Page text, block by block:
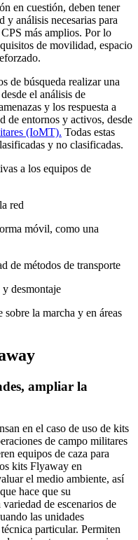
en cuestión, deben tener
y análisis necesarias para
más amplios. Por lo
de movilidad, espacio
de búsqueda realizar una
el análisis de
y los respuesta a
de entornos y activos, desde
(IoMT). Todas estas
y no clasificadas.
a los equipos de
red
móvil, como una
de métodos de transporte
desmontaje
la marcha y en áreas
ampliar la
en el caso de uso de kits
de campo militares
equipos de caza para
kits Flyaway en
el medio ambiente, así
hace que su
de escenarios de
las unidades
particular. Permiten